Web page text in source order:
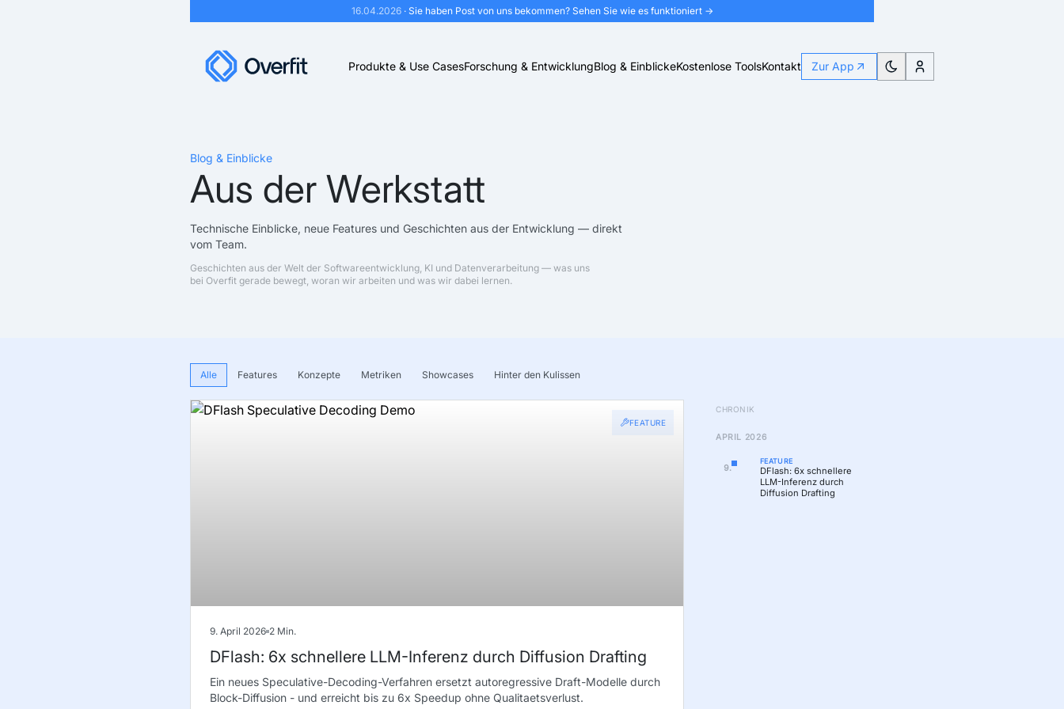
16.04.2026· Sie haben Post von uns bekommen? Sehen Sie wie es funktioniert →
Produkte & Use CasesForschung & EntwicklungBlog & EinblickeKostenlose ToolsKontakt Zur App
Blog & Einblicke
Aus der Werkstatt
Technische Einblicke, neue Features und Geschichten aus der Entwicklung — direkt
vom Team.
Geschichten aus der Welt der Softwareentwicklung, KI und Datenverarbeitung — was uns
bei Overfit gerade bewegt, woran wir arbeiten und was wir dabei lernen.
Alle Features Konzepte Metriken Showcases Hinter den Kulissen
FEATURE
9. April 2026 2 Min.
DFlash: 6x schnellere LLM-Inferenz durch Diffusion Drafting
Ein neues Speculative-Decoding-Verfahren ersetzt autoregressive Draft-Modelle durch
Block-Diffusion - und erreicht bis zu 6x Speedup ohne Qualitaetsverlust.
CHRONIK
APRIL 2026
9.
FEATURE
DFlash: 6x schnellere
LLM-Inferenz durch
Diffusion Drafting